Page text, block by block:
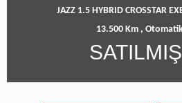
JAZZ 1.5 HYBRID CROSSTAR
13.500 Km ,